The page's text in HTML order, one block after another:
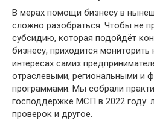
В мерах помощи бизнесу в
сложно разобраться. Чтобы не
субсидию, которая подойдёт
бизнесу, приходится
интересах самих
отраслевыми, региональными и
программами. Мы собрали
господдержке МСП в 2022 году:
проверок и другое.